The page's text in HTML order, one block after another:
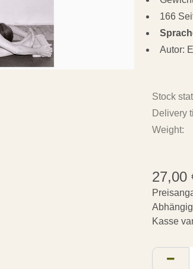
166
Autor:
Stock
Delivery
Weight:
27,00
Kasse